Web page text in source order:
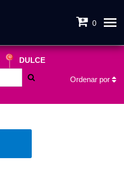
0
DULCE
Ordenar por